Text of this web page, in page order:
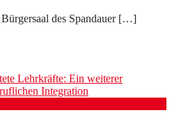
des Spandauer […]